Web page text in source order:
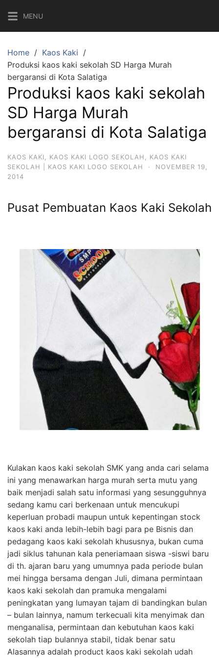
content
MENU
Home
Kaos Kaki
Produksi kaos kaki sekolah SD Harga Murah
bergaransi di Kota Salatiga
Produksi kaos kaki sekolah
SD Harga Murah
bergaransi di Kota Salatiga
KAOS KAKI KAOS KAKI LOGO SEKOLAH
KAOS KAKI
SEKOLAH | KAOS KAKI LOGO SEKOLAH
·
NOVEMBER 19,
2014
Pusat Pembuatan Kaos Kaki Sekolah
Kulakan kaos kaki sekolah SMK yang anda cari selama
ini yang menawarkan harga murah serta mutu yang
baik menjadi salah satu informasi yang sesungguhnya
sedang kamu cari berkenaan untuk mencukupi
keperluan probadi maupun untuk kepentingan stock
kaos kaki anda lebih-lebih bagi para pe Bisnis dan
pedagang kaos kaki sekolah khususnya, bukan cuma
jadi siklus tahunan kala peneriamaan siswa -siswi baru
di th. ajaran baru yang umumnya pada periode bulan
mei hingga bersama dengan Juli, dimana permintaan
kaos kaki sekolah dan pramuka mengalami
peningkatan yang lumayan tajam di bandingkan bulan
– bulan lainnya, namum terkecuali kita menyimak dan
menganalisa, permintaan dan kebutuhan kaos kaki
sekolah tiap bulannya stabil, tidak benar satu
Alasannya adalah product kaos kaki sekolah udah